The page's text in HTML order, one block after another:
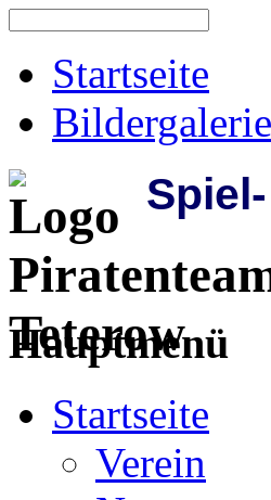
Startseite
Bildergalerie
Hauptmenü
Startseite
Verein